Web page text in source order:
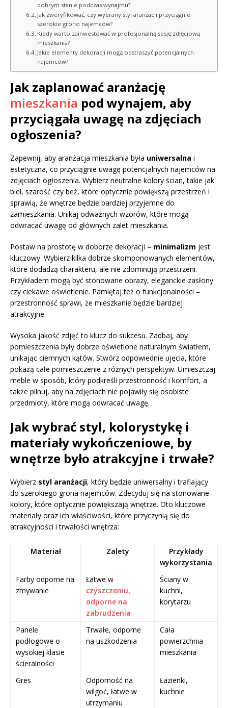
dobrym stanie podczas wynajmu?
Jak zweryfikować, czy wybrany styl aranżacji przyciągnie
szerokie grono najemców?
Kiedy warto zainwestować w profesjonalną sesję zdjęciową
mieszkania?
Jakie elementy dekoracji mogą odstraszyć potencjalnych
najemców?
Jak zaplanować aranżację
mieszkania pod wynajem, aby
przyciągała uwagę na zdjęciach
ogłoszenia?
Zapewnij, aby aranżacja mieszkania była uniwersalna i
estetyczna, co przyciągnie uwagę potencjalnych najemców na
zdjęciach ogłoszenia. Wybierz neutralne kolory ścian, takie jak
biel, szarość czy beż, które optycznie powiększą przestrzeń i
sprawią, że wnętrze będzie bardziej przyjemne do
zamieszkania. Unikaj odważnych wzorów, które mogą
odwracać uwagę od głównych zalet mieszkania.
Postaw na prostotę w doborze dekoracji – minimalizm jest
kluczowy. Wybierz kilka dobrze skomponowanych elementów,
które dodadzą charakteru, ale nie zdominują przestrzeni.
Przykładem mogą być stonowane obrazy, eleganckie zasłony
czy ciekawe oświetlenie. Pamiętaj też o funkcjonalności –
przestronność sprawi, że mieszkanie będzie bardziej
atrakcyjne.
Wysoka jakość zdjęć to klucz do sukcesu. Zadbaj, aby
pomieszczenia były dobrze oświetlone naturalnym światłem,
unikając ciemnych kątów. Stwórz odpowiednie ujęcia, które
pokażą całe pomieszczenie z różnych perspektyw. Umieszczaj
meble w sposób, który podkreśli przestronność i komfort, a
także pilnuj, aby na zdjęciach nie pojawiły się osobiste
przedmioty, które mogą odwracać uwagę.
Jak wybrać styl, kolorystykę i
materiały wykończeniowe, by
wnętrze było atrakcyjne i trwałe?
Wybierz styl aranżacji, który będzie uniwersalny i trafiający
do szerokiego grona najemców. Zdecyduj się na stonowane
kolory, które optycznie powiększają wnętrze. Oto kluczowe
materiały oraz ich właściwości, które przyczynią się do
atrakcyjności i trwałości wnętrza:
Materiał Zalety
Przykłady
wykorzystania
Farby odporne na
zmywanie
Łatwe w
czyszczeniu,
odporne na
zabrudzenia
Ściany w
kuchni,
korytarzu
Panele
podłogowe o
wysokiej klasie
ścieralności
Trwałe, odporne
na uszkodzenia
Cała
powierzchnia
mieszkania
Gres
Odporność na
wilgoć, łatwe w
utrzymaniu
Łazienki,
kuchnie